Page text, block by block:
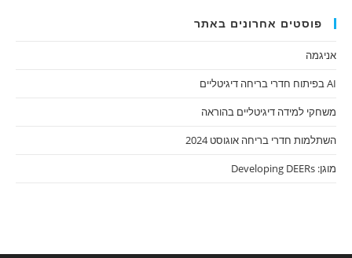
פוסטים אחרונים באתר
אניגמה
AI בפיתוח חדרי בריחה דיגיטליים
משחקי למידה דיגיטליים בהוראה
השתלמות חדרי בריחה אוגוסט 2024
מוגן: Developing DEERs